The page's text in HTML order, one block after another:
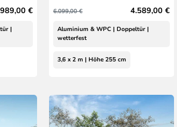
€
|
6.099,00 € 4.589,00 €
Aluminium & WPC | Doppeltür |
wetterfest
3,6 x 2 m | Höhe 255 cm